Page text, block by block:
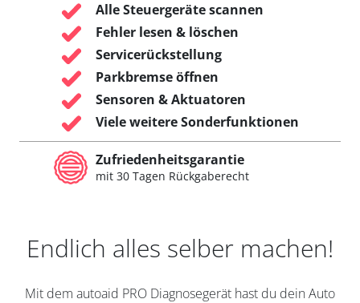
Alle Steuergeräte scannen
Fehler lesen & löschen
Servicerückstellung
Parkbremse öffnen
Sensoren & Aktuatoren
Viele weitere Sonderfunktionen
Zufriedenheitsgarantie
mit 30 Tagen Rückgaberecht
Endlich alles selber machen!
Mit dem autoaid PRO Diagnosegerät hast du dein Auto